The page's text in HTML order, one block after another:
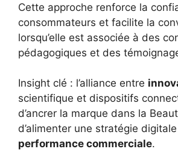
Cette approche renforce la
consommateurs et facilite la
lorsqu’elle est associée à des
pédagogiques et des
Insight clé : l’alliance entre
scientifique et dispositifs
d’ancrer la marque dans la
d’alimenter une stratégie
performance commerciale.